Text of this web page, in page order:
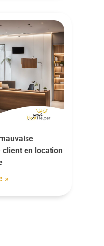
client en location
»